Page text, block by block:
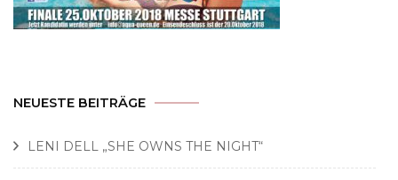
NEUESTE BEITRÄGE
LENI DELL „SHE OWNS THE NIGHT“